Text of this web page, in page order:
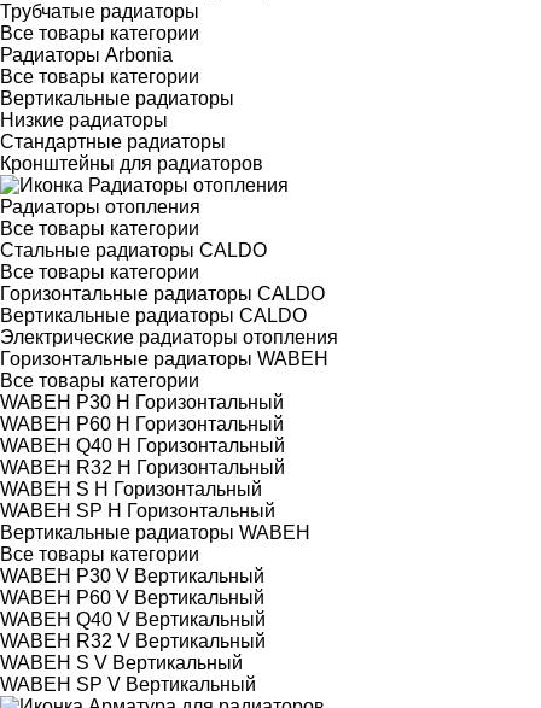
Трубчатые радиаторы
Все товары категории
Радиаторы Arbonia
Все товары категории
Вертикальные радиаторы
Низкие радиаторы
Стандартные радиаторы
Кронштейны для радиаторов
Радиаторы отопления
Все товары категории
Стальные радиаторы CALDO
Все товары категории
Горизонтальные радиаторы CALDO
Вертикальные радиаторы CALDO
Электрические радиаторы отопления
Горизонтальные радиаторы WABEH
Все товары категории
WABEH P30 H Горизонтальный
WABEH P60 H Горизонтальный
WABEH Q40 H Горизонтальный
WABEH R32 H Горизонтальный
WABEH S H Горизонтальный
WABEH SP H Горизонтальный
Вертикальные радиаторы WABEH
Все товары категории
WABEH P30 V Вертикальный
WABEH P60 V Вертикальный
WABEH Q40 V Вертикальный
WABEH R32 V Вертикальный
WABEH S V Вертикальный
WABEH SP V Вертикальный